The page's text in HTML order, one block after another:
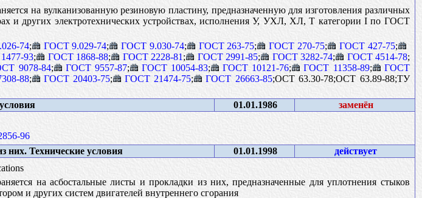
на вулканизованную резиновую пластину, предназначенную для изготовления различных
и других электротехнических устройствах, исполнения У, УХЛ, ХЛ, Т категории I по ГОСТ
74; ГОСТ 9.029-74; ГОСТ 9.030-74; ГОСТ 263-75; ГОСТ 270-75; ГОСТ 427-75;
93; ГОСТ 1868-88; ГОСТ 2228-81 ; ГОСТ 2991-85; ГОСТ 3282-74; ГОСТ 4514-78;
9078-84; ГОСТ 9557-87; ГОСТ 10054-83; ГОСТ 10121-76; ГОСТ 11358-89;
ГОСТ
88; ГОСТ 20403-75; ГОСТ 21474-75; ГОСТ 26663-85;ОСТ 63.30-78;ОСТ 63.89-88;ТУ
01.01.1986
заменён
96
них. Технические условия 01.01.1998
действует
на асбостальные листы и прокладки из них, предназначенные для уплотнения стыков
и других систем двигателей внутреннего сгорания